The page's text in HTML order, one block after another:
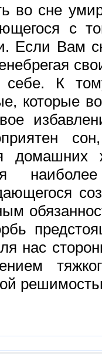
во сне
с
Если Вам
К
которые
домашних
нас